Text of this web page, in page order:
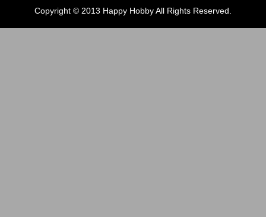
Copyright © 2013 Happy Hobby All Rights Reserved.